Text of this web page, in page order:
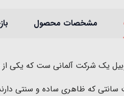
مشخصات محصول
یک شرکت آلمانی ست که یکی از
که ظاهری ساده و سنتی